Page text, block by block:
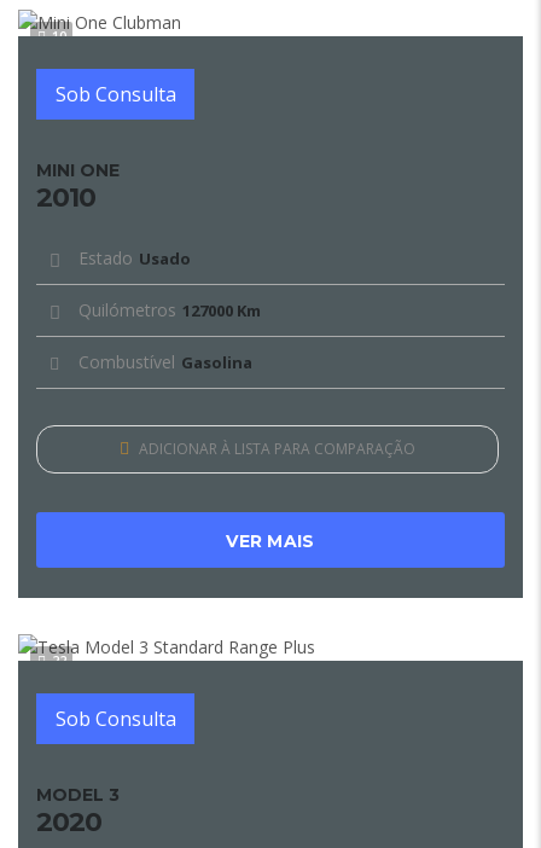
10
Sob Consulta
MINI ONE
2010
Estado Usado
Quilómetros 127000 Km
Combustível Gasolina
ADICIONAR À LISTA PARA COMPARAÇÃO
VER MAIS
22
Sob Consulta
MODEL 3
2020